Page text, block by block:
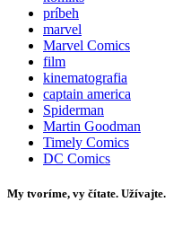
príbeh
marvel
Marvel Comics
film
kinematografia
captain america
Spiderman
Martin Goodman
Timely Comics
DC Comics
My tvoríme, vy čítate. Užívajte.